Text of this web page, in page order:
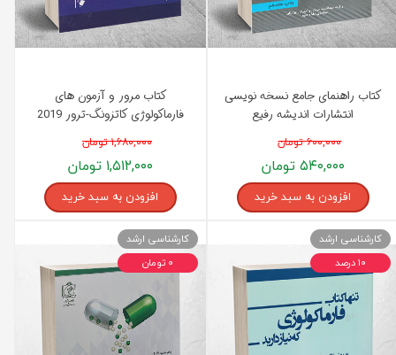
کتاب راهنمای جامع نسخه نویسی
انتشارات اندیشه رفیع
۶۰۰,۰۰۰ تومان
۵۴۰,۰۰۰ تومان
افزودن به سبد خرید
کتاب مرور و آزمون های
فارماکولوژی کاتزونگ-ترور 2019
۱,۶۸۰,۰۰۰ تومان
۱,۵۱۲,۰۰۰ تومان
افزودن به سبد خرید
کارشناسی ارشد
۱۰ درصد
کارشناسی ارشد
۰ تومان